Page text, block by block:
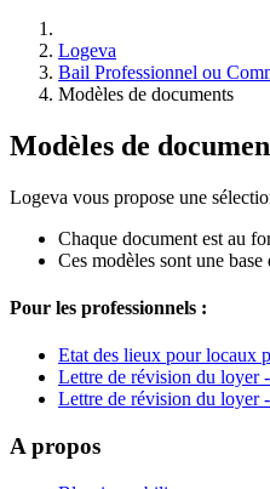
Logeva
Bail Professionnel ou
Modèles de documents
Modèles de
Logeva vous propose une
Chaque document est au
Ces modèles sont une
Pour les professionnels :
Etat des lieux pour locaux
Lettre de révision du loyer
Lettre de révision du loyer
A propos